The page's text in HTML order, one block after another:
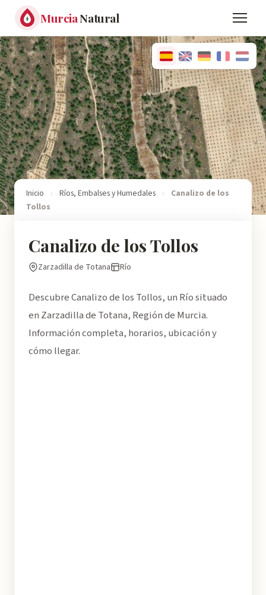
MurciaNatural
Inicio › Ríos, Embalses y Humedales ›
Canalizo de los
Tollos
Canalizo de los Tollos
Zarzadilla de Totana Río
Descubre Canalizo de los Tollos, un Río situado
en Zarzadilla de Totana, Región de Murcia.
Información completa, horarios, ubicación y
cómo llegar.